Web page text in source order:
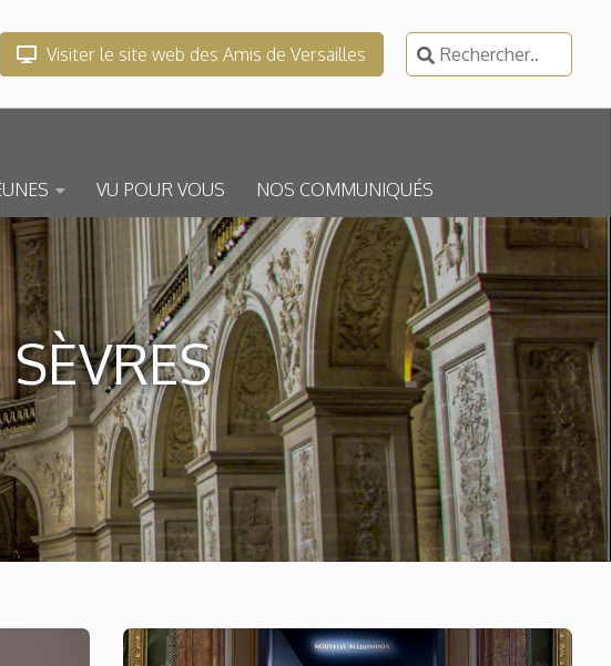
Visiter le site web des Amis de Versailles
Rechercher :
VU POUR VOUS NOS COMMUNIQUÉS